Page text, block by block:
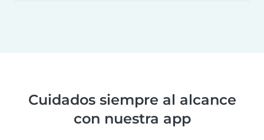
Cuidados siempre al alcance
con nuestra app